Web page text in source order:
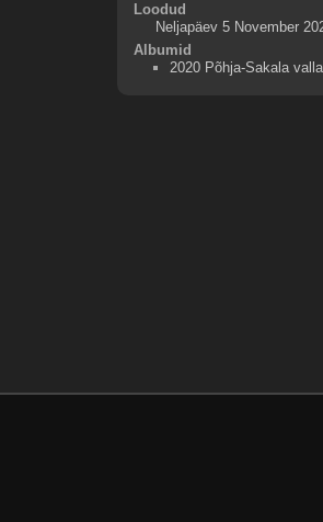
Loodud
Neljapäev 5 November
Albumid
2020 Põhja-Sakala